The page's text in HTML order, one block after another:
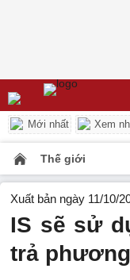
Mới nhất Xem
Thế giới
Xuất bản ngày 11/10/
IS sẽ sử
trả